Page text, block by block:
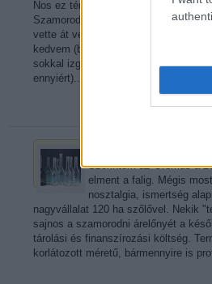
Nos ez tényleg érdekes fejlemény.
Szamorodni története, s szerepét a
vette át végleg.
kedvem (bár én egy igen fáradt
sokkal izgalmasabbnak hangzik már
ennyiért)....
Szerintem az Oremus a
elment a falig. Mégis
nosztalgia, ismertség
nagyvállalat 120 ha szőlővel. Nekik
sajnos a szamorodni árelőnyét a
tárolási és finanszírozási költség.
korlátozott méretű, bármennyire is